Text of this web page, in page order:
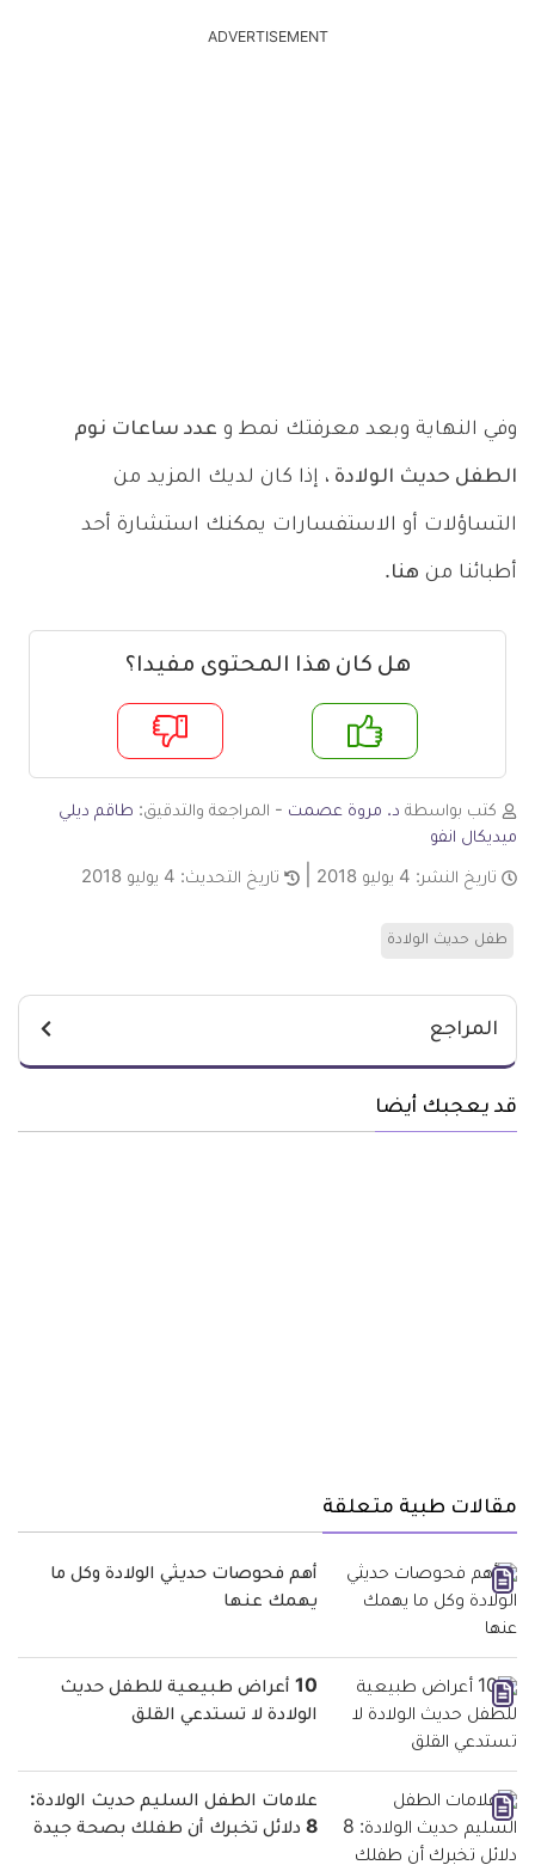
ADVERTISEMENT
وفي النهاية وبعد معرفتك نمط و عدد ساعات نوم
الطفل حديث الولادة ، إذا كان لديك المزيد من
التساؤلات أو الاستفسارات يمكنك استشارة أحد
أطبائنا من هنا.
هل كان هذا المحتوى مفيدا؟
لا
كتب بواسطة د. مروة عصمت - المراجعة والتدقيق: طاقم ديلي
ميديكال انفو
تاريخ النشر: 4 يوليو 2018 تاريخ التحديث: 4 يوليو 2018
طفل حديث الولادة
المراجع
قد يعجبك أيضا
مقالات طبية متعلقة
أهم فحوصات حديثي الولادة وكل ما
يهمك عنها
10 أعراض طبيعية للطفل حديث
الولادة لا تستدعي القلق
علامات الطفل السليم حديث الولادة:
8 دلائل تخبرك أن طفلك بصحة جيدة